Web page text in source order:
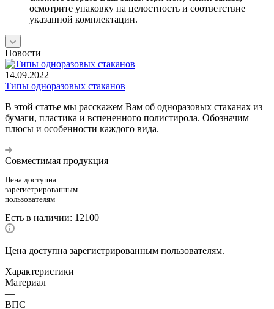
осмотрите упаковку на целостность и соответствие
указанной комплектации.
Новости
14.09.2022
Типы одноразовых стаканов
В этой статье мы расскажем Вам об одноразовых стаканах из
бумаги, пластика и вспененного полистирола. Обозначим
плюсы и особенности каждого вида.
Совместимая продукция
Цена доступна
зарегистрированным
пользователям
Есть в наличии: 12100
Цена доступна зарегистрированным пользователям.
Характеристики
Материал
—
ВПС